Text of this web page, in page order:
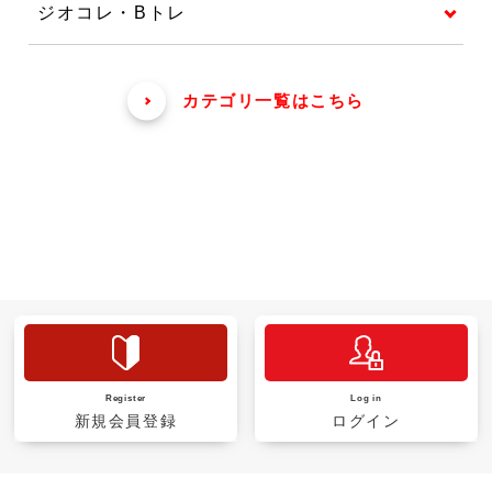
ジオコレ・Bトレ
カテゴリ一覧はこちら
Register
新規会員登録
Log in
ログイン